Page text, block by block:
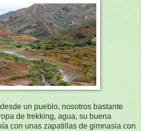
un pueblo, nosotros bastante
de trekking, agua, su buena
con unas zapatillas de gimnasia con